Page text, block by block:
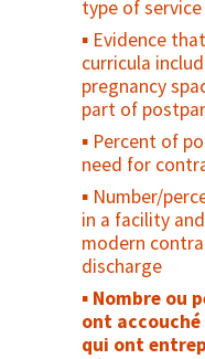
workers
reporting
in-person
providing
[x] months
practicum
Number/
workers
Number of
Number and
methods
points
Percent of
delivery point
planning
Number of
time in their
an HIV
Number/
referral from
to a family
Percent of
type of service
Evidence
curricula
pregnancy
part of
Percent of
need for
Number/
in a facility
modern
discharge
Nombre ou
ont
qui ont